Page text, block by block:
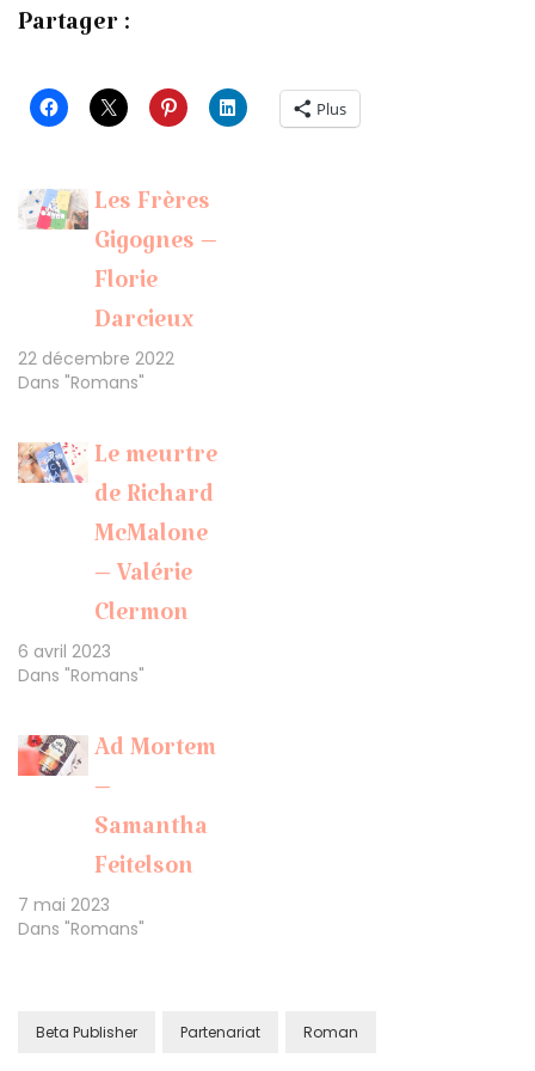
Partager :
Plus
Les Frères
Gigognes –
Florie
Darcieux
22 décembre 2022
Dans "Romans"
Le meurtre
de Richard
McMalone
– Valérie
Clermon
6 avril 2023
Dans "Romans"
Ad Mortem
–
Samantha
Feitelson
7 mai 2023
Dans "Romans"
Beta Publisher Partenariat Roman